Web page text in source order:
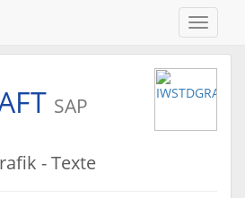
ein-/
SAP
- Texte